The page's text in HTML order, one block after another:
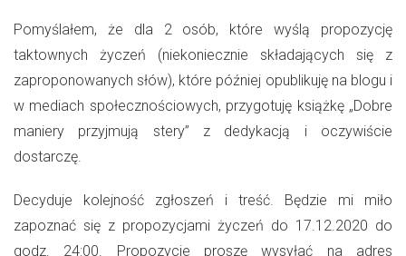
Pomyślałem, że dla 2 osób, które wyślą propozycję
taktownych życzeń (niekoniecznie składających się z
zaproponowanych słów), które później opublikuję na blogu i
w mediach społecznościowych, przygotuję książkę „Dobre
maniery przyjmują stery” z dedykacją i oczywiście
dostarczę.
Decyduje kolejność zgłoszeń i treść. Będzie mi miło
zapoznać się z propozycjami życzeń do 17.12.2020 do
godz. 24:00. Propozycje proszę wysyłać na adres